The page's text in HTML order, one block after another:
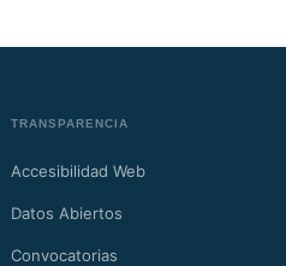
TRANSPARENCIA
Accesibilidad Web
Datos Abiertos
Convocatorias